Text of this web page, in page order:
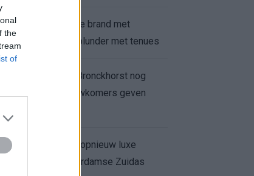
the
of
helpt Burnley uit de brand met
sokken na blunder met tenues
onder Van Bronckhorst nog
ongeslagen: nieuwkomers geven
Ziyech verhuurt opnieuw luxe
op Amsterdamse Zuidas